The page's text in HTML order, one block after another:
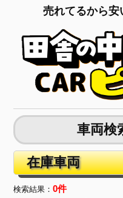
売れてるから安
車両検
在庫車両
検索結果：0件